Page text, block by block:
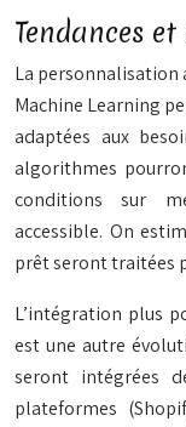
Tendances
La personnalisation
Machine Learning
adaptées aux
algorithmes
conditions sur
accessible. On
prêt seront traitées
L’intégration plus
est une autre
seront intégrées
plateformes